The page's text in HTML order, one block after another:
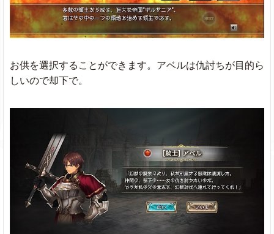
お供を選択することができます。アベルは仇討ちが目的ら
しいので却下で。